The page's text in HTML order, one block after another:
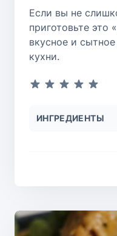
Если вы не
приготовьте это
вкусное и
кухни.
ИНГРЕДИЕНТЫ